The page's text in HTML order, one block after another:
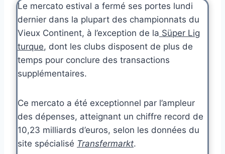
Le mercato estival a fermé ses portes lundi
dernier dans la plupart des championnats du
Vieux Continent, à l’exception de la Süper Lig
turque, dont les clubs disposent de plus de
temps pour conclure des transactions
supplémentaires.
Ce mercato a été exceptionnel par l’ampleur
des dépenses, atteignant un chiffre record de
10,23 milliards d’euros, selon les données du
site spécialisé Transfermarkt.